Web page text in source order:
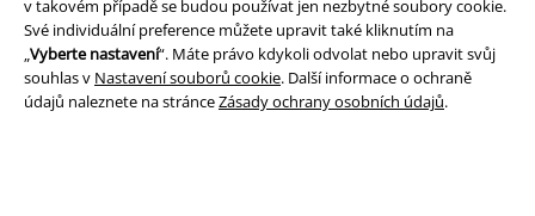
v takovém případě se budou používat jen nezbytné soubory cookie.
Své individuální preference můžete upravit také kliknutím na
Vyberte nastavení“. Máte právo kdykoli odvolat nebo upravit svůj
souhlas v Nastavení souborů cookie. Další informace o ochraně
údajů naleznete na stránceZásady ochrany osobních údajů.
Stáhněte si novou EMP aplikaci zdarma a využijte všechny nové
funkce a výhody!